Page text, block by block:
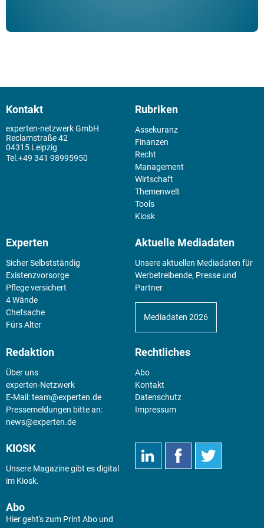
Kontakt
experten-netzwerk GmbH
Reclamstraße 42
04315 Leipzig
+49 341 98995950
Rubriken
Assekuranz
Finanzen
Recht
Management
Wirtschaft
Themenwelt
Tools
Kiosk
Experten
Sicher Selbstständig
Existenz­vorsorge
Pflege versichert
4 Wände
Chefsache
Fürs Alter
Aktuelle Mediadaten
Unsere aktuellen Mediadaten für
Werbetreibende, Presse und
Partner
Mediadaten 2026
Redaktion
Über uns
experten-Netzwerk
E-Mail:team@experten.de
Pressemeldungen bitte an:
news@experten.de
Rechtliches
Abo
Kontakt
Datenschutz
Impressum
KIOSK
Unsere Magazine gibt es digital
im Kiosk.
Abo
Hier geht's zum Print Abo und